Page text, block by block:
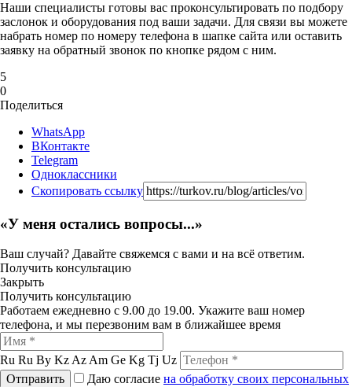
Наши специалисты готовы вас проконсультировать по подбору
заслонок и оборудования под ваши задачи. Для связи вы можете
набрать номер по номеру телефона в шапке сайта или оставить
заявку на обратный звонок по кнопке рядом с ним.
5
0
Поделиться
WhatsApp
ВКонтакте
Telegram
Одноклассники
Скопировать ссылку
«У меня остались вопросы...»
Ваш случай? Давайте свяжемся с вами и на всё ответим.
Получить консультацию
Закрыть
Получить консультацию
Работаем ежедневно с 9.00 до 19.00. Укажите ваш номер
телефона, и мы перезвоним вам в ближайшее время
Ru Ru By Kz Az Am Ge Kg Tj Uz
Отправить
Даю согласие на обработку своих персональных